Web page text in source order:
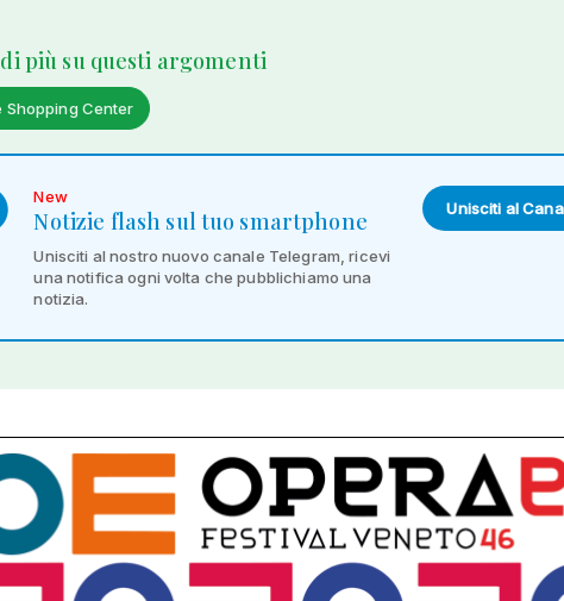
più su questi argomenti
Shopping Center
New
Notizie flash sul tuo smartphone
Unisciti al nostro nuovo canale Telegram, ricevi
una notifica ogni volta che pubblichiamo una
notizia.
Unisciti al